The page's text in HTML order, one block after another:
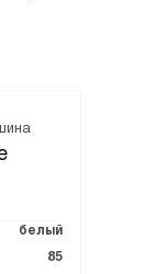
белый
85